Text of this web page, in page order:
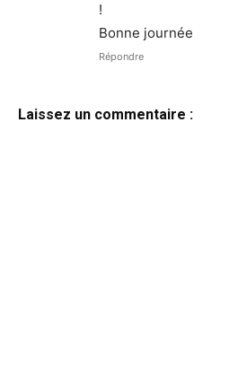
!
Bonne journée
Répondre
Laissez un commentaire :